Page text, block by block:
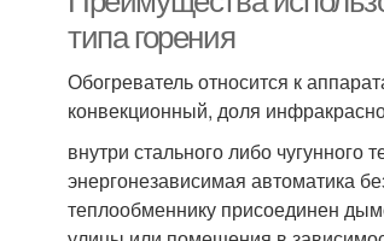
типа горения
Обогреватель относится к
конвекционный, доля
внутри стального либо чугунного
энергонезависимая автоматика
теплообменнику присоединен